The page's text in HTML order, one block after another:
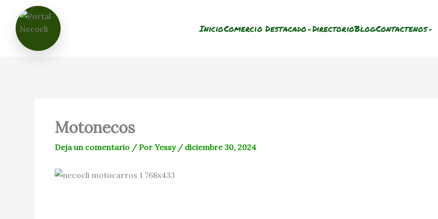
InicioComercio Destacado ⌄DirectorioBlogContactenos⌄
contenido
Motonecos
Deja un comentario / Por Yessy / diciembre 30, 2024